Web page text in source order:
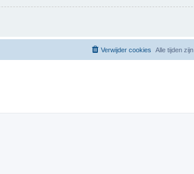
Alle tijden zijn
Verwijder cookies